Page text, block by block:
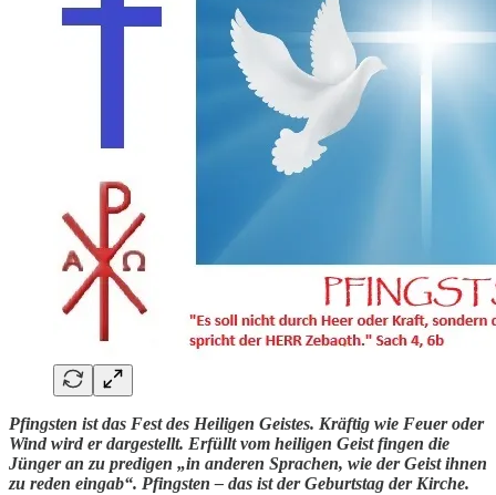
Pfingsten ist das Fest des Heiligen Geistes. Kräftig wie Feuer oder
Wind wird er dargestellt. Erfüllt vom heiligen Geist fingen die
Jünger an zu predigen „in anderen Sprachen, wie der Geist ihnen
zu reden eingab“. Pfingsten – das ist der Geburtstag der Kirche.